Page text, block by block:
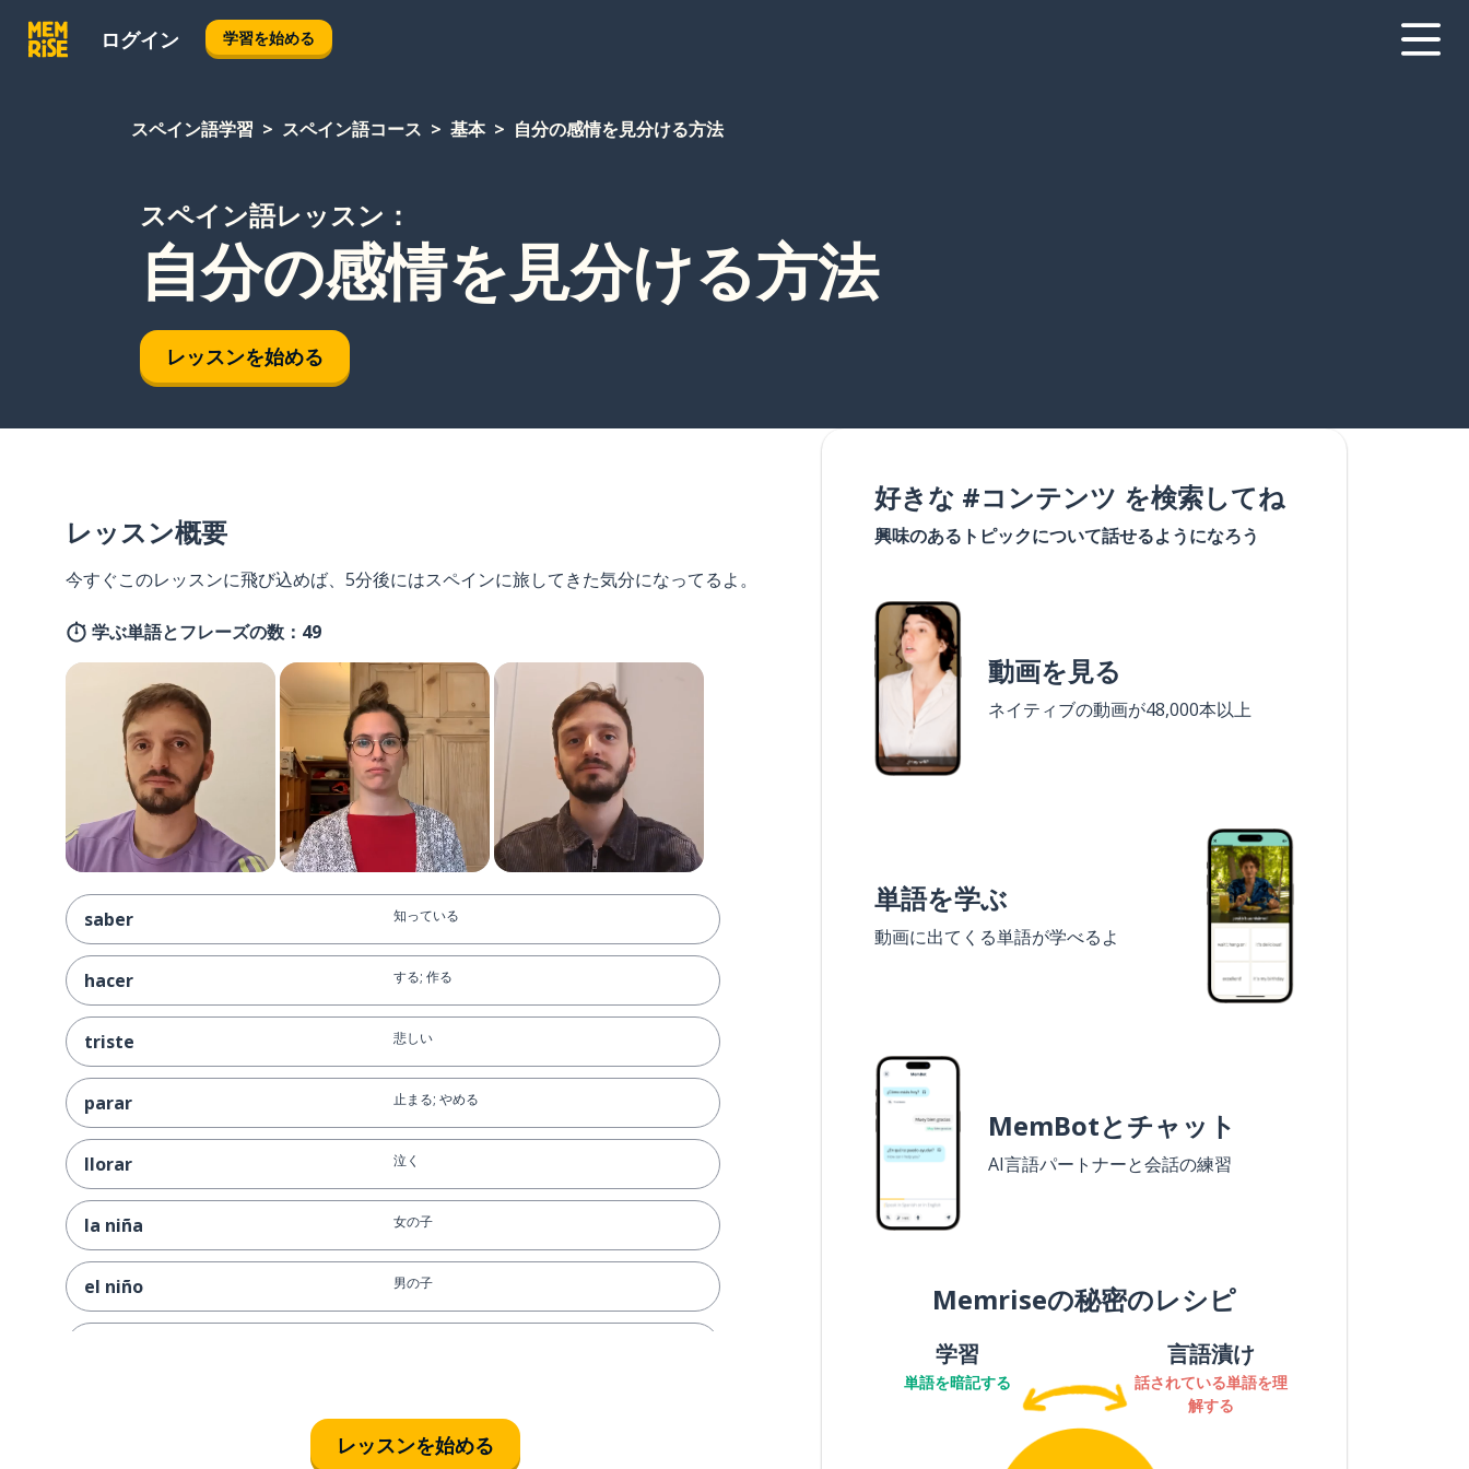
ログイン 学習を始める
スペイン語学習 スペイン語コース 基本 自分の感情を見分ける方法
スペイン語レッスン：
自分の感情を見分ける方法
レッスンを始める
レッスン概要
今すぐこのレッスンに飛び込めば、5分後にはスペインに旅してきた気分になってるよ。
学ぶ単語とフレーズの数：49
saber 知っている
hacer する; 作る
triste 悲しい
parar 止まる; やめる
llorar 泣く
la niña 女の子
el niño 男の子
レッスンを始める
好きな #コンテンツ を検索してね
興味のあるトピックについて話せるようになろう
動画を見る
ネイティブの動画が48,000本以上
単語を学ぶ
動画に出てくる単語が学べるよ
MemBotとチャット
AI言語パートナーと会話の練習
Memriseの秘密のレシピ
学習
単語を暗記する
言語漬け
話されている単語を理
解する